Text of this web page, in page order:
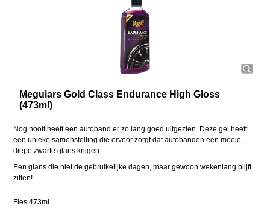
Meguiars Gold Class Endurance High Gloss
(473ml)
Nog nooit heeft een autoband er zo lang goed uitgezien. Deze gel heeft
een unieke samenstelling die ervoor zorgt dat autobanden een mooie,
diepe zwarte glans krijgen.
Een glans die niet de gebruikelijke dagen, maar gewoon wekenlang blijft
zitten!
Fles 473ml